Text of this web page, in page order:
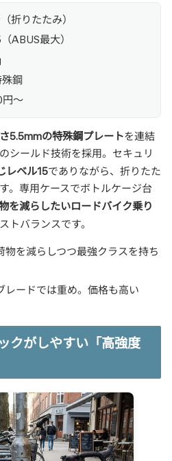
折りたたみ）
ABUS最大）
鋼
〜
5.5mmの特殊鋼プレートを連結
シールド技術を採用。セキュリ
レベル15でありながら、折りたた
。専用ケースでボトルケージ台
を減らしたいロードバイク乗り
トバランスです。
物を減らしつつ最強クラスを持ち
レードでは重め。価格も高い
クがしやすい「高強度